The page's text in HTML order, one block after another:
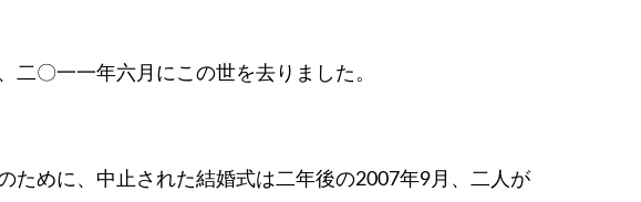
二〇一一年六月にこの世を去りました。
ために、中止された結婚式は二年後の2007年9月、二人が